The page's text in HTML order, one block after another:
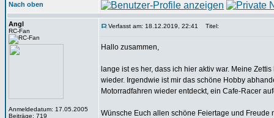
Nach oben
Angl
RC-Fan
Anmeldedatum: 17.05.2005
Beiträge: 719
Verfasst am: 18.12.2019, 22:41 Titel:
Hallo zusammen,
lange ist es her, dass ich hier aktiv war. Meine
wieder. Irgendwie ist mir das schöne Hobby
Motorradfahren wieder entdeckt, ein Cafe-Racer
Wünsche Euch allen schöne Feiertage und